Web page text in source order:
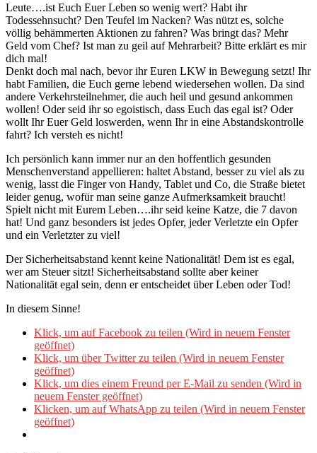
Leute….ist Euch Euer Leben so wenig wert? Habt ihr
Todessehnsucht? Den Teufel im Nacken? Was nützt es, solche
völlig behämmerten Aktionen zu fahren? Was bringt das? Mehr
Geld vom Chef? Ist man zu geil auf Mehrarbeit? Bitte erklärt es mir
dich mal!
Denkt doch mal nach, bevor ihr Euren LKW in Bewegung setzt! Ihr
habt Familien, die Euch gerne lebend wiedersehen wollen. Da sind
andere Verkehrsteilnehmer, die auch heil und gesund ankommen
wollen! Oder seid ihr so egoistisch, dass Euch das egal ist? Oder
wollt Ihr Euer Geld loswerden, wenn Ihr in eine Abstandskontrolle
fahrt? Ich versteh es nicht!
Ich persönlich kann immer nur an den hoffentlich gesunden
Menschenverstand appellieren: haltet Abstand, besser zu viel als zu
wenig, lasst die Finger von Handy, Tablet und Co, die Straße bietet
leider genug, wofür man seine ganze Aufmerksamkeit braucht!
Spielt nicht mit Eurem Leben….ihr seid keine Katze, die 7 davon
hat! Und ganz besonders ist jedes Opfer, jeder Verletzte ein Opfer
und ein Verletzter zu viel!
Der Sicherheitsabstand kennt keine Nationalität! Dem ist es egal,
wer am Steuer sitzt! Sicherheitsabstand sollte aber keiner
Nationalität egal sein, denn er entscheidet über Leben oder Tod!
In diesem Sinne!
Klick, um auf Facebook zu teilen (Wird in neuem Fenster
geöffnet)
Klick, um über Twitter zu teilen (Wird in neuem Fenster
geöffnet)
Klick, um dies einem Freund per E-Mail zu senden (Wird in
neuem Fenster geöffnet)
Klicken, um auf WhatsApp zu teilen (Wird in neuem Fenster
geöffnet)